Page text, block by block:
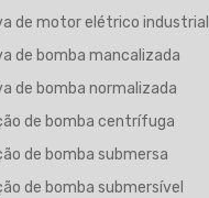
de motor elétrico industrial
de bomba mancalizada
de bomba normalizada
de bomba centrífuga
de bomba submersa
de bomba submersível